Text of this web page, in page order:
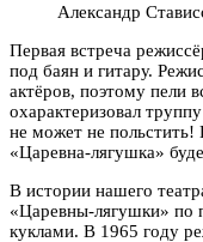
Александр
Первая встреча
под баян и гитару.
актёров, поэтому пели
охарактеризовал
не может не польстить!
«Царевна-лягушка»
В истории нашего
«Царевны-лягушки» по
куклами. В 1965 году